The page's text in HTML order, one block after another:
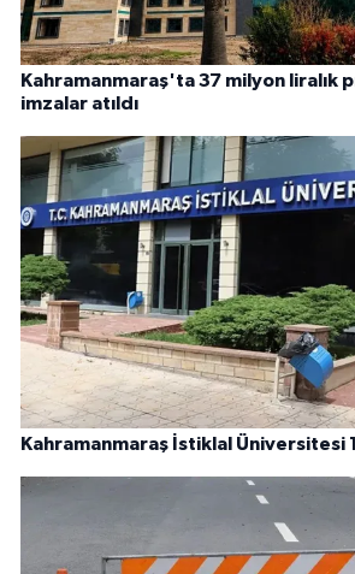
Kahramanmaraş'ta 37 milyon liralık
imzalar atıldı
Kahramanmaraş İstiklal Üniversitesi